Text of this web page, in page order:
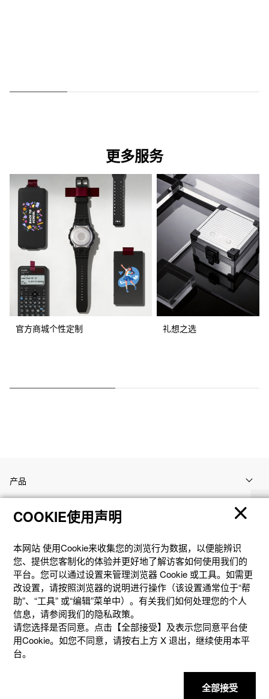
更多服务
官方商城个性定制 礼想之选
产品
客户支持
资讯
社交媒体
© 2025 卡西欧（中国）贸易有限公司 CASIO(China) Co., Ltd
COOKIE使用声明
本网站 使⽤Cookie来收集您的浏览⾏为数据，以便能辨识
您、提供您客制化的体验并更好地了解访客如何使⽤我们的
平台。您可以通过设置来管理浏览器 Cookie 或⼯具。如需更
改设置，请按照浏览器的说明进⾏操作（该设置通常位于“帮
助”、“⼯具” 或“编辑”菜单中）。有关我们如何处理您的个⼈
信息，请参阅我们的隐私政策。
请您选择是否同意。点击【全部接受】及表示您同意平台使
用Cookie。如您不同意，请按右上⽅ X 退出，继续使⽤本平
台。
全部接受